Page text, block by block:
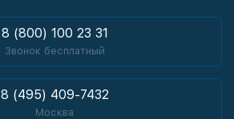
8 (800) 100 23 31
Звонок бесплатный
8 (495) 409-7432
Москва